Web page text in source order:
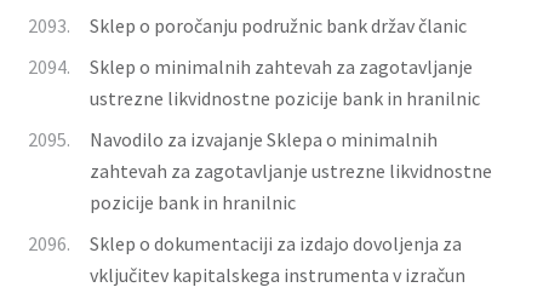
2093.
Sklep o poročanju podružnic bank držav članic
2094.
Sklep o minimalnih zahtevah za zagotavljanje
ustrezne likvidnostne pozicije bank in hranilnic
2095.
Navodilo za izvajanje Sklepa o minimalnih
zahtevah za zagotavljanje ustrezne likvidnostne
pozicije bank in hranilnic
2096.
Sklep o dokumentaciji za izdajo dovoljenja za
vključitev kapitalskega instrumenta v izračun